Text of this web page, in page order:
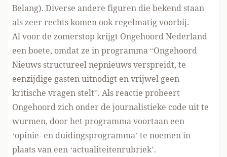
Belang). Diverse andere figuren die bekend staan
als zeer rechts komen ook regelmatig voorbij.
Al voor de zomerstop krijgt Ongehoord Nederland
een boete, omdat ze in programma “Ongehoord
Nieuws structureel nepnieuws verspreidt, te
eenzijdige gasten uitnodigt en vrijwel geen
kritische vragen stelt”. Als reactie probeert
Ongehoord zich onder de journalistieke code uit te
wurmen, door het programma voortaan een
‘opinie- en duidingsprogramma’ te noemen in
plaats van een ‘actualiteitenrubriek’.